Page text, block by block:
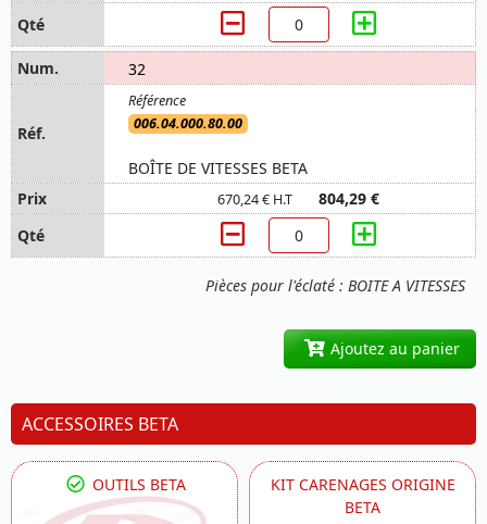
Pièces pour l'éclaté : BOITE A VITESSES
32
006.04.000.80.00
BOÎTE DE VITESSES BETA
670,24 € H.T 804,29 €
Ajoutez au panier
ACCESSOIRES BETA
OUTILS BETA
KIT CARENAGES ORIGINE
BETA